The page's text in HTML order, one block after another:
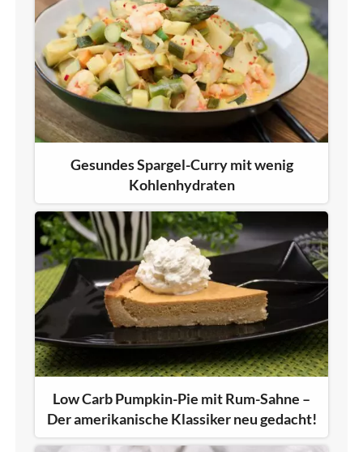
Gesundes Spargel-Curry mit wenig
Kohlenhydraten
Low Carb Pumpkin-Pie mit Rum-Sahne –
Der amerikanische Klassiker neu gedacht!